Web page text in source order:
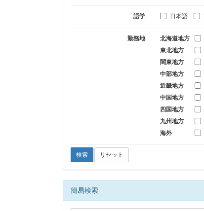
語学 日本語
勤務地 北海道地方
東北地方
関東地方
中部地方
近畿地方
中国地方
四国地方
九州地方
海外
検索 リセット
簡易検索